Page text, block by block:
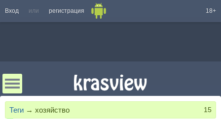
Вход или регистрация 18+
Теги → хозяйство 15